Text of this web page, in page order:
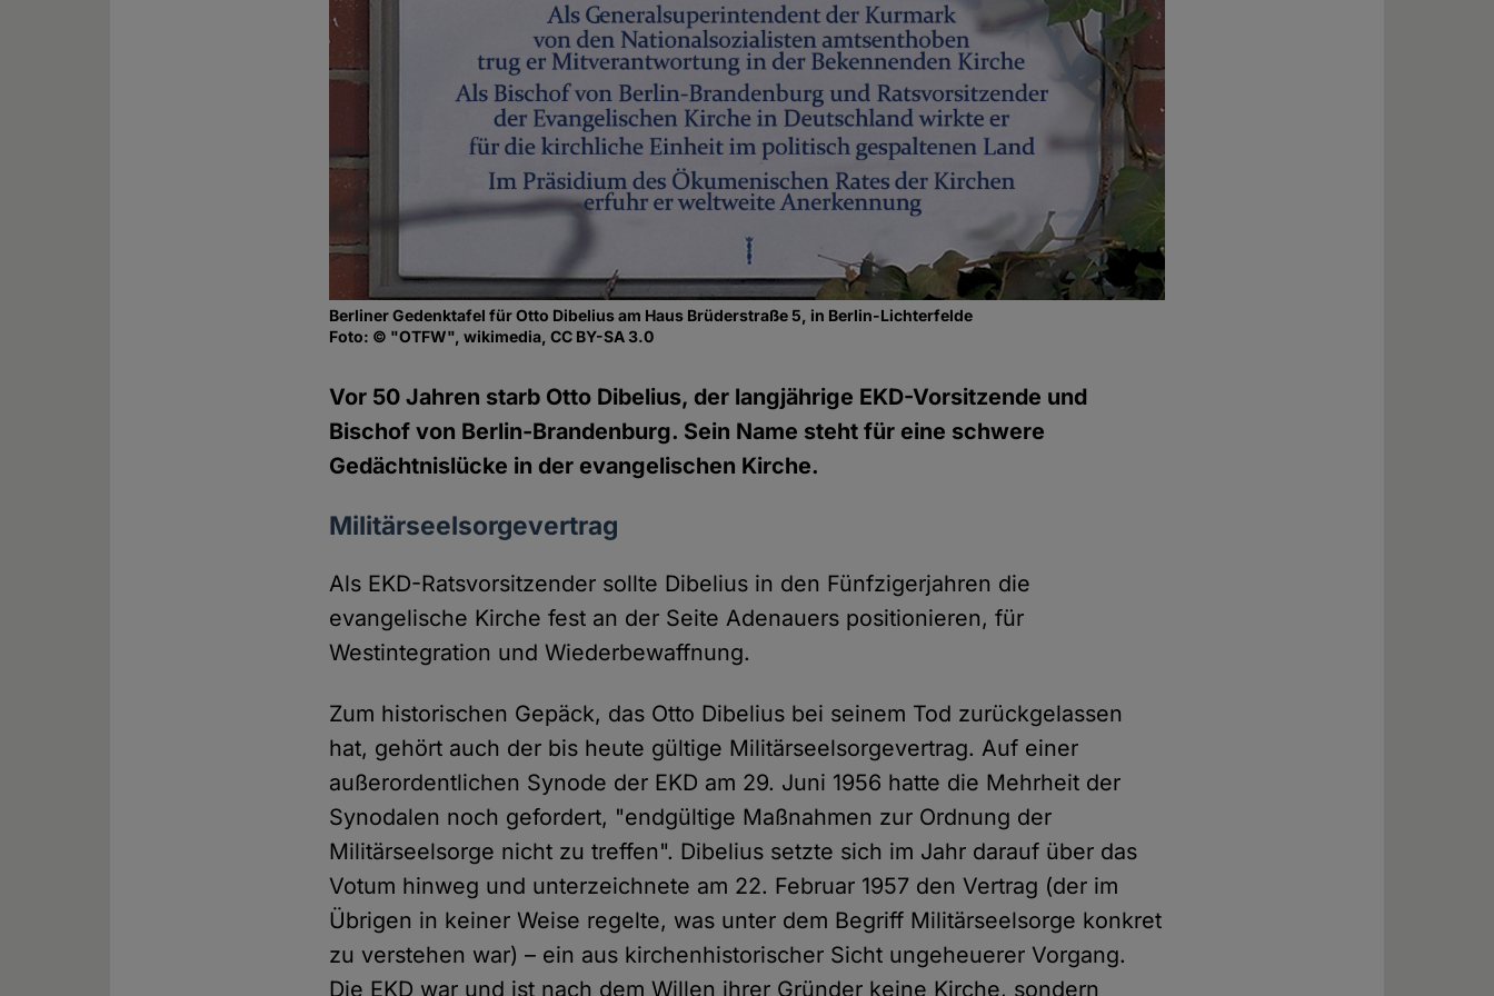
Berliner Gedenktafel für Otto Dibelius am Haus Brüderstraße 5, in Berlin-Lichterfelde
Foto: © "OTFW", wikimedia, CC BY-SA 3.0
Vor 50 Jahren starb Otto Dibelius, der langjährige EKD-Vorsitzende und
Bischof von Berlin-Brandenburg. Sein Name steht für eine schwere
Gedächtnislücke in der evangelischen Kirche.
Militärseelsorgevertrag
Als EKD-Ratsvorsitzender sollte Dibelius in den Fünfzigerjahren die
evangelische Kirche fest an der Seite Adenauers positionieren, für
Westintegration und Wiederbewaffnung.
Zum historischen Gepäck, das Otto Dibelius bei seinem Tod zurückgelassen
hat, gehört auch der bis heute gültige Militärseelsorgevertrag. Auf einer
außerordentlichen Synode der EKD am 29. Juni 1956 hatte die Mehrheit der
Synodalen noch gefordert, "endgültige Maßnahmen zur Ordnung der
Militärseelsorge nicht zu treffen". Dibelius setzte sich im Jahr darauf über das
Votum hinweg und unterzeichnete am 22. Februar 1957 den Vertrag (der im
Übrigen in keiner Weise regelte, was unter dem Begriff Militärseelsorge konkret
zu verstehen war) – ein aus kirchenhistorischer Sicht ungeheuerer Vorgang.
Die EKD war und ist nach dem Willen ihrer Gründer keine Kirche, sondern